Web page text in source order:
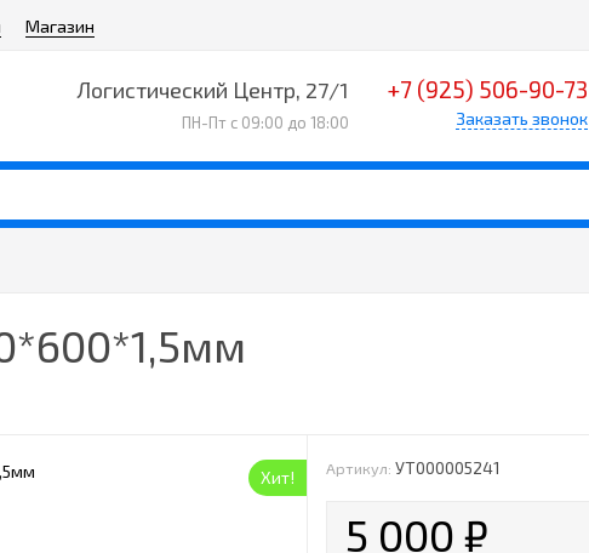
Магазин
Логистический Центр, 27/1
ПН-Пт с 09:00 до 18:00
+7 (925) 506-90-73
Заказать звонок
Хит! Артикул: УТ000005241
5 000₽